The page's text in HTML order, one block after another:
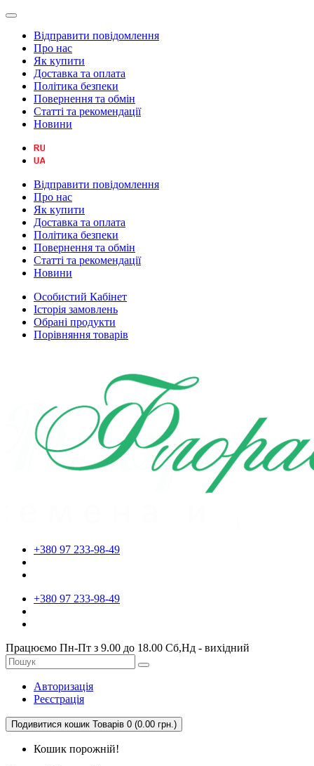
Відправити повідомлення
Про нас
Як купити
Доставка та оплата
Політика безпеки
Повернення та обмін
Статті та рекомендації
Новини
Відправити повідомлення
Про нас
Як купити
Доставка та оплата
Політика безпеки
Повернення та обмін
Статті та рекомендації
Новини
Особистий Кабінет
Історія замовлень
Обрані продукти
Порівняння товарів
+380 97 233-98-49
+380 97 233-98-49
Працюємо Пн-Пт з 9.00 до 18.00 Сб,Нд - вихідний
Авторизація
Реєстрація
Подивитися кошик Товарів 0 (0.00 грн.)
Кошик порожній!